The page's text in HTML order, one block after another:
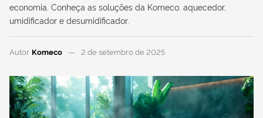
economia. Conheça as soluções da Komeco: aquecedor,
umidificador e desumidificador.
Autor Komeco 2 de setembro de 2025